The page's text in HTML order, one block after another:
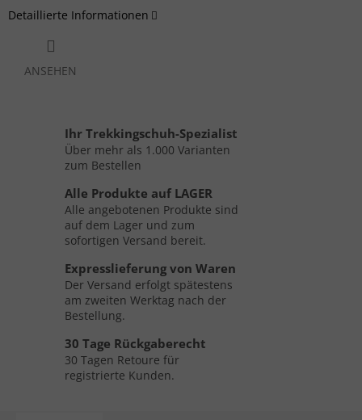
Detaillierte Informationen
ANSEHEN
Ihr Trekkingschuh-Spezialist
Über mehr als 1.000 Varianten
zum Bestellen
Alle Produkte auf LAGER
Alle angebotenen Produkte sind
auf dem Lager und zum
sofortigen Versand bereit.
Expresslieferung von Waren
Der Versand erfolgt spätestens
am zweiten Werktag nach der
Bestellung.
30 Tage Rückgaberecht
30 Tagen Retoure für
registrierte Kunden.